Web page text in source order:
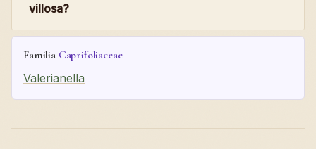
villosa?
Familia Caprifoliaceae
Valerianella